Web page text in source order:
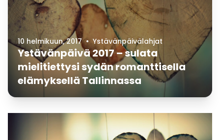
10 helmikuun, 2017 • Ystävänpäivälahjat
Ystävänpäivä 2017 – sulata
mielitiettysi sydän romanttisella
elämyksellä Tallinnassa